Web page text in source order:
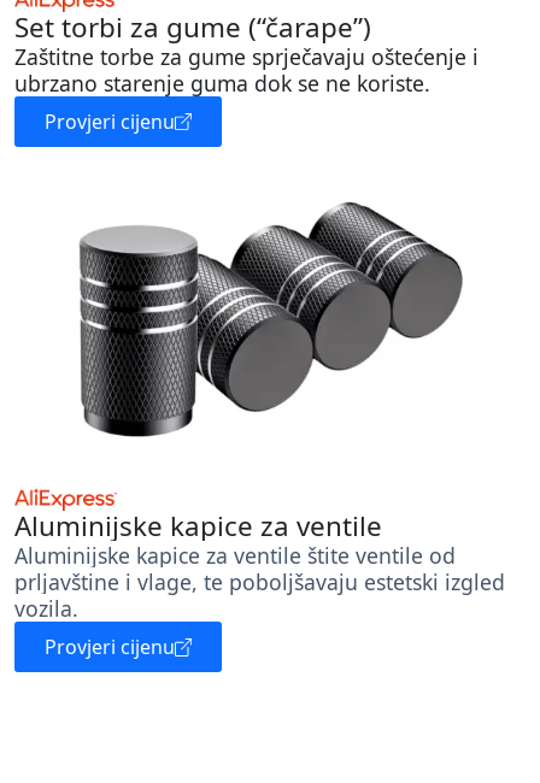
Set torbi za gume (“čarape”)
Zaštitne torbe za gume sprječavaju oštećenje i
ubrzano starenje guma dok se ne koriste.
Provjeri cijenu
Aluminijske kapice za ventile
Aluminijske kapice za ventile štite ventile od
prljavštine i vlage, te poboljšavaju estetski izgled
vozila.
Provjeri cijenu